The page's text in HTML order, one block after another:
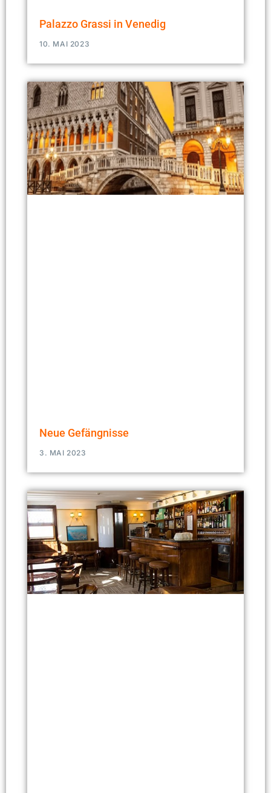
Palazzo Grassi in Venedig
10. MAI 2023
Neue Gefängnisse
3. MAI 2023